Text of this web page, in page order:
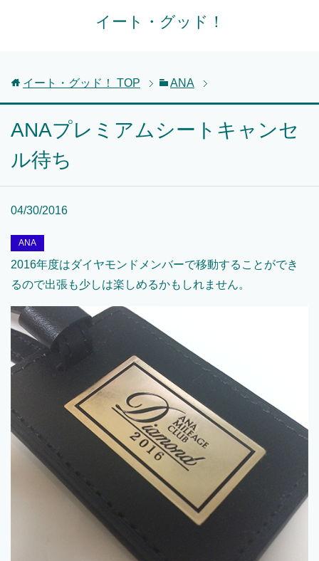
イート・グッド！
イート・グッド！ TOP ANA
ANAプレミアムシートキャンセ
ル待ち
04/30/2016
ANA
2016年度はダイヤモンドメンバーで移動することができ
るので出張も少しは楽しめるかもしれません。